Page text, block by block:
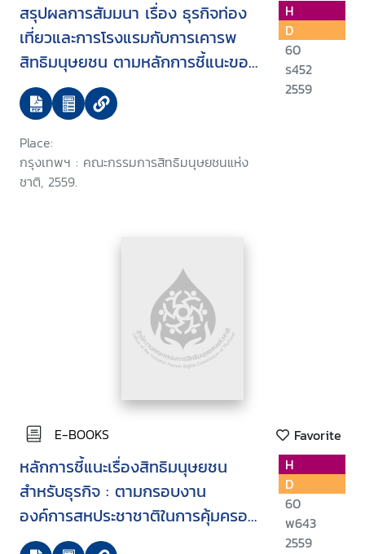
สรุปผลการสัมมนา เรื่อง ธุรกิจท่อง
เที่ยวและการโรงแรมกับการเคารพ
สิทธิมนุษยชน ตามหลักการชี้แนะของ
สหประชาชาติ ตามกรอบงานของ
องค์การสหประชาชาติ ในการ
คุ้มครอง เคารพ และเยียวยา : วันที่
17 มิถุนายน 2559 ณ โรงแรมกะตะบีช
รีสอร์ทแอนด์ สปา จังหวัดภูเก็ต
Place:
กรุงเทพฯ : คณะกรรมการสิทธิมนุษยชนแห่ง
ชาติ, 2559.
H
D
60
ร452
2559
E-BOOKS Favorite
หลักการชี้แนะเรื่องสิทธิมนุษยชน
สำหรับธุรกิจ : ตามกรอบงาน
องค์การสหประชาชาติในการคุ้มครอง
เคารพ และเยียวยา
H
D
60
พ643
2559